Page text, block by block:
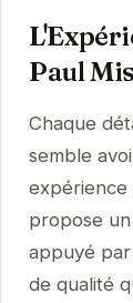
Paul
Chaque
semble
expérience
propose
appuyé
de qualité